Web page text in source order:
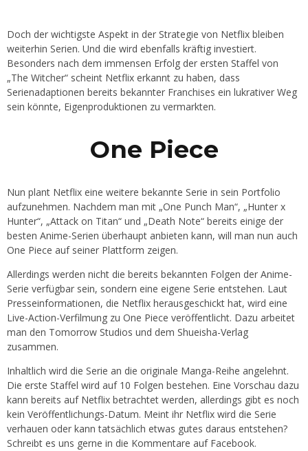
Doch der wichtigste Aspekt in der Strategie von Netflix bleiben
weiterhin Serien. Und die wird ebenfalls kräftig investiert.
Besonders nach dem immensen Erfolg der ersten Staffel von
„The Witcher“ scheint Netflix erkannt zu haben, dass
Serienadaptionen bereits bekannter Franchises ein lukrativer Weg
sein könnte, Eigenproduktionen zu vermarkten.
One Piece
Nun plant Netflix eine weitere bekannte Serie in sein Portfolio
aufzunehmen. Nachdem man mit „One Punch Man“, „Hunter x
Hunter“, „Attack on Titan“ und „Death Note“ bereits einige der
besten Anime-Serien überhaupt anbieten kann, will man nun auch
One Piece auf seiner Plattform zeigen.
Allerdings werden nicht die bereits bekannten Folgen der Anime-
Serie verfügbar sein, sondern eine eigene Serie entstehen. Laut
Presseinformationen, die Netflix herausgeschickt hat, wird eine
Live-Action-Verfilmung zu One Piece veröffentlicht. Dazu arbeitet
man den Tomorrow Studios und dem Shueisha-Verlag
zusammen.
Inhaltlich wird die Serie an die originale Manga-Reihe angelehnt.
Die erste Staffel wird auf 10 Folgen bestehen. Eine Vorschau dazu
kann bereits auf Netflix betrachtet werden, allerdings gibt es noch
kein Veröffentlichungs-Datum. Meint ihr Netflix wird die Serie
verhauen oder kann tatsächlich etwas gutes daraus entstehen?
Schreibt es uns gerne in die Kommentare auf Facebook.